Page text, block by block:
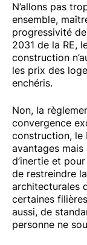
N’allons pas
ensemble,
progressivité
2031 de la RE,
construction
les prix des
enchéris.
Non, la
convergence
construction, le
avantages
d’inertie et
de restreindre
architecturales
certaines
aussi, de
personne ne